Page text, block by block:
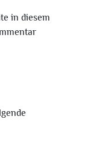
in diesem